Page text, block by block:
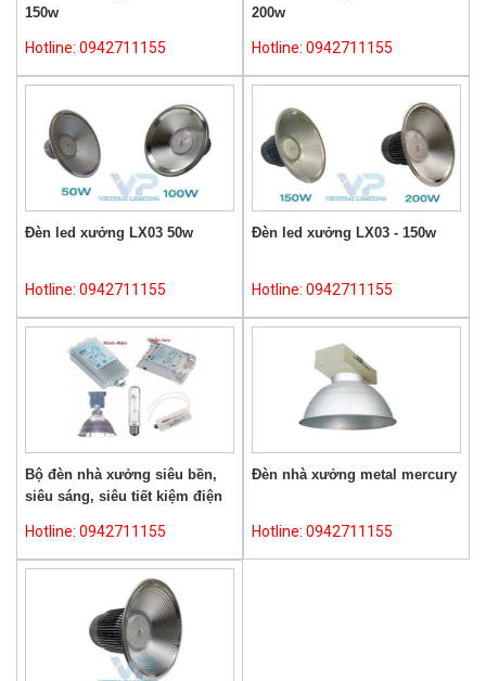
150w
Hotline: 0942711155
200w
Hotline: 0942711155
Đèn led xưởng LX03 50w
Hotline: 0942711155
Đèn led xưởng LX03 - 150w
Hotline: 0942711155
Bộ đèn nhà xưởng siêu bền,
siêu sáng, siêu tiết kiệm điện
Hotline: 0942711155
Đèn nhà xưởng metal mercury
Hotline: 0942711155